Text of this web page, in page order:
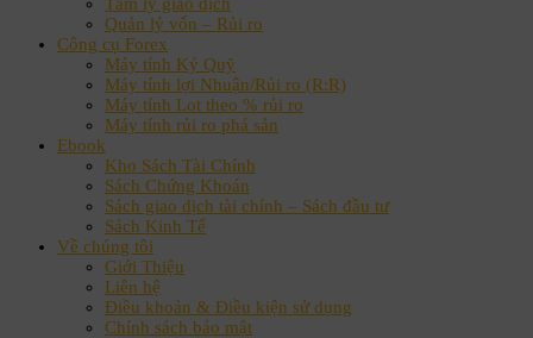
Quản lý vốn – Rủi ro
Công cụ Forex
Máy tính Ký Quỹ
Máy tính lợi Nhuận/Rủi ro (R:R)
Máy tính Lot theo % rủi ro
Máy tính rủi ro phá sản
Ebook
Kho Sách Tài Chính
Sách Chứng Khoán
Sách giao dịch tài chính – Sách đầu tư
Sách Kinh Tế
Về chúng tôi
Giới Thiệu
Liên hệ
Điều khoản & Điều kiện sử dụng
Chính sách bảo mật